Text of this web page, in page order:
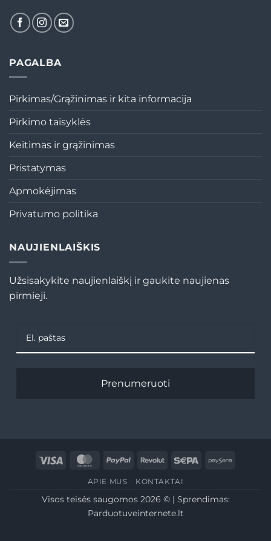
PAGALBA
Pirkimas/Grąžinimas ir kita informacija
Pirkimo taisyklės
Keitimas ir grąžinimas
Pristatymas
Apmokėjimas
Privatumo politika
NAUJIENLAIŠKIS
Užsisakykite naujienlaiškį ir gaukite naujienas
pirmieji.
Prenumeruoti
Visa MasterCardPayPal Revolut Sepa Paysera
APIE MUS KONTAKTAI
Visos teisės saugomos 2026 © | Sprendimas:
Parduotuveinternete.lt